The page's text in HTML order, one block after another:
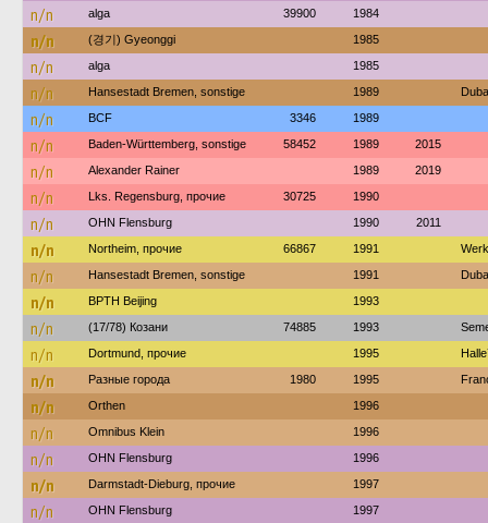
n/n alga 39900 1984
n/n (경기) Gyeonggi 1985
n/n alga 1985
n/n Hansestadt Bremen, sonstige 1989
n/n BCF 3346 1989
n/n Baden-Württemberg, sonstige 58452 1989 2015
n/n Alexander Rainer 1989 2019
n/n Lks. Regensburg, прочие 30725 1990
n/n OHN Flensburg 1990 2011
n/n Northeim, прочие 66867 1991
n/n Hansestadt Bremen, sonstige 1991
n/n BPTH Beijing 1993
n/n (17/78) Козани 74885 1993
n/n Dortmund, прочие 1995
n/n Разные города 1980 1995
n/n Orthen 1996
n/n Omnibus Klein 1996
n/n OHN Flensburg 1996
n/n Darmstadt-Dieburg, прочие 1997
n/n OHN Flensburg 1997